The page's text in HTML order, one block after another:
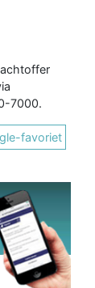
7000.
favoriet